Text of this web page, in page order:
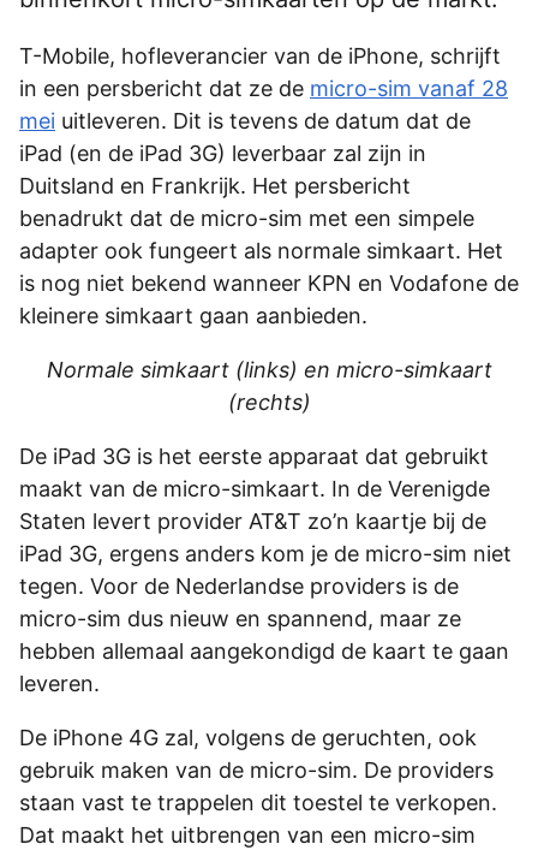
T-Mobile, hofleverancier van de iPhone, schrijft
in een persbericht dat ze de micro-sim vanaf 28
mei uitleveren. Dit is tevens de datum dat de
iPad (en de iPad 3G) leverbaar zal zijn in
Duitsland en Frankrijk. Het persbericht
benadrukt dat de micro-sim met een simpele
adapter ook fungeert als normale simkaart. Het
is nog niet bekend wanneer KPN en Vodafone de
kleinere simkaart gaan aanbieden.
Normale simkaart (links) en micro-simkaart
(rechts)
De iPad 3G is het eerste apparaat dat gebruikt
maakt van de micro-simkaart. In de Verenigde
Staten levert provider AT&T zo’n kaartje bij de
iPad 3G, ergens anders kom je de micro-sim niet
tegen. Voor de Nederlandse providers is de
micro-sim dus nieuw en spannend, maar ze
hebben allemaal aangekondigd de kaart te gaan
leveren.
De iPhone 4G zal, volgens de geruchten, ook
gebruik maken van de micro-sim. De providers
staan vast te trappelen dit toestel te verkopen.
Dat maakt het uitbrengen van een micro-sim